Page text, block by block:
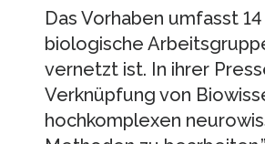
Das Vorhaben umfasst
biologische
vernetzt ist. In ihrer
Verknüpfung von
hochkomplexen